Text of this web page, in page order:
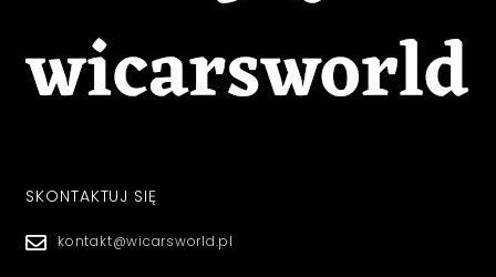
SKONTAKTUJ SIĘ
kontakt@wicarsworld.pl